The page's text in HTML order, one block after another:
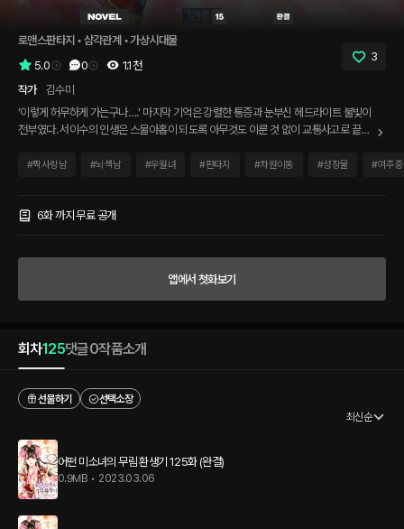
로맨스판타지 • 삼각관계 • 가상시대물
5.0
0 1.1천
3
작가
김수미
‘이렇게 허무하게 가는구나….’ 마지막 기억은 강렬한 통증과 눈부신 헤드라이트 불빛이
전부였다. 서이수의 인생은 스물아홉이 되도록 아무것도 이룬 것 없이 교통사고로 끝이
가 이 아빠를 말하는구나.” “아니에요. 저건 오빠를 말하는 거라고요.” 눈앞의 두 남자가
핌 속에 성장한 서이수, 아니 이설. 그녀는 선천적으로 기에 대한 감응이 뛰어나 백산파
#짝사랑남 #뇌섹남 #우월녀 #판타지 #차원이동 #성장물 #여주
6화 까지 무료 공개
앱에서 첫화보기
회차125댓글0작품소개
선물하기
선택소장
최신순
어떤 미소녀의 무림 환생기 125화 (완결)
0.9MB • 2023.03.06